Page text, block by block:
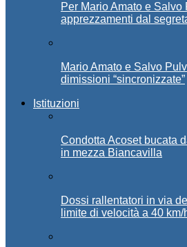
Per Mario Amato e
apprezzamenti dal
Mario Amato e Salvo
dimissioni “sincronizzate”
Istituzioni
Condotta Acoset bucata
in mezza Biancavilla
Dossi rallentatori in via
limite di velocità a 40 km/